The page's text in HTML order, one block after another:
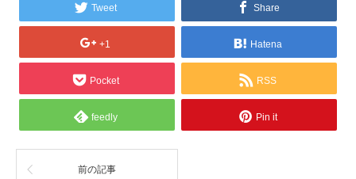
Tweet Share
+1 Hatena
Pocket RSS
feedly Pin it
前の記事